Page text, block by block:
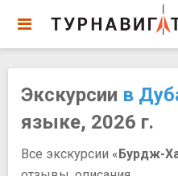
Экскурсии в
языке, 2026 г.
Все экскурсии «Бурдж-